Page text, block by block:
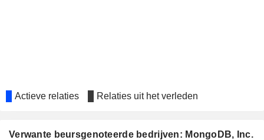
Actieve relaties Relaties uit het verleden
Verwante beursgenoteerde bedrijven: MongoDB, Inc.